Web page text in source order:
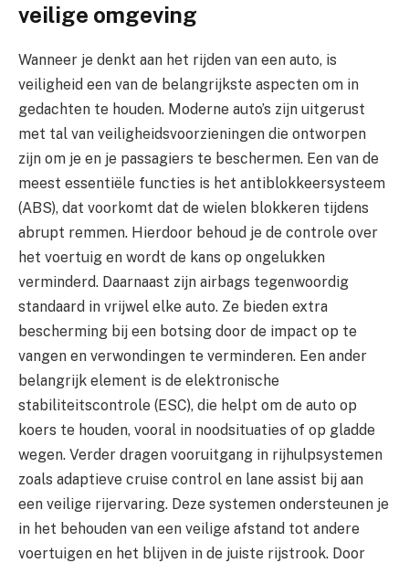
veilige omgeving
Wanneer je denkt aan het rijden van een auto, is
veiligheid een van de belangrijkste aspecten om in
gedachten te houden. Moderne auto’s zijn uitgerust
met tal van veiligheidsvoorzieningen die ontworpen
zijn om je en je passagiers te beschermen. Een van de
meest essentiële functies is het antiblokkeersysteem
(ABS), dat voorkomt dat de wielen blokkeren tijdens
abrupt remmen. Hierdoor behoud je de controle over
het voertuig en wordt de kans op ongelukken
verminderd. Daarnaast zijn airbags tegenwoordig
standaard in vrijwel elke auto. Ze bieden extra
bescherming bij een botsing door de impact op te
vangen en verwondingen te verminderen. Een ander
belangrijk element is de elektronische
stabiliteitscontrole (ESC), die helpt om de auto op
koers te houden, vooral in noodsituaties of op gladde
wegen. Verder dragen vooruitgang in rijhulpsystemen
zoals adaptieve cruise control en lane assist bij aan
een veilige rijervaring. Deze systemen ondersteunen je
in het behouden van een veilige afstand tot andere
voertuigen en het blijven in de juiste rijstrook. Door